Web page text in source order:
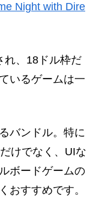
Night with Dire
れ、18ドル枠だ
いるゲームは一
バンドル。特に
けでなく、UIな
ボードゲームの
おすすめです。